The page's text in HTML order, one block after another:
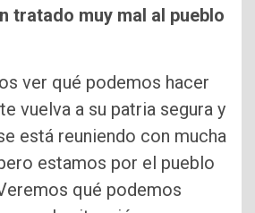
tratado muy mal al pueblo
ver qué podemos hacer
vuelva a su patria segura y
está reuniendo con mucha
estamos por el pueblo
qué podemos